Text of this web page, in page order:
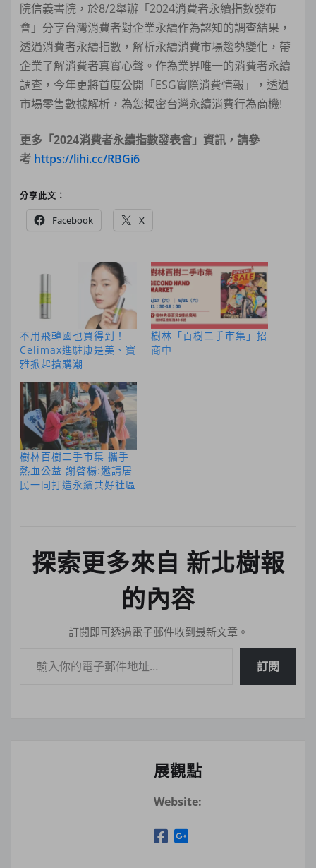
院信義書院，於8/2舉辦「2024消費者永續指數發布
會」分享台灣消費者對企業永續作為認知的調查結果，
透過消費者永續指數，解析永續消費市場趨勢變化，帶
企業了解消費者真實心聲。作為業界唯一的消費者永續
調查，今年更將首度公開「ESG實際消費情報」，透過
市場零售數據解析，為您揭密台灣永續消費行為商機!
更多「2024消費者永續指數發表會」資訊，請參
考 https://lihi.cc/RBGi6
分享此文：
Facebook X
不用飛韓國也買得到！
Celimax進駐康是美、寶
雅掀起搶購潮
樹林「百樹二手市集」招
商中
樹林百樹二手市集 攜手
熱血公益 謝啓楊:邀請居
民一同打造永續共好社區
探索更多來自 新北樹報
的內容
訂閱即可透過電子郵件收到最新文章。
訂閱
展觀點
Website: